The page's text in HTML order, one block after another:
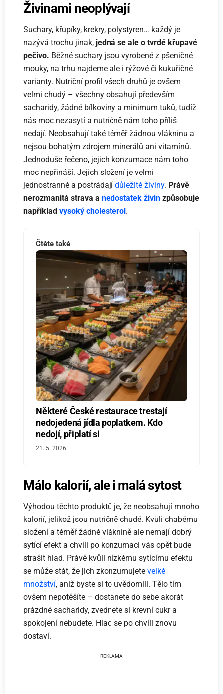
Živinami neoplývají
Suchary, křupíky, krekry, polystyren… každý je
nazývá trochu jinak, jedná se ale o tvrdé křupavé
pečivo. Běžné suchary jsou vyrobené z pšeničné
mouky, na trhu najdeme ale i rýžové či kukuřičné
varianty. Nutriční profil všech druhů je ovšem
velmi chudý – všechny obsahují především
sacharidy, žádné bílkoviny a minimum tuků, tudíž
nás moc nezasytí a nutričně nám toho příliš
nedají. Neobsahují také téměř žádnou vlákninu a
nejsou bohatým zdrojem minerálů ani vitamínů.
Jednoduše řečeno, jejich konzumace nám toho
moc nepřináší. Jejich složení je velmi
jednostranné a postrádajídůležité živiny. Právě
nerozmanitá strava anedostatek živin způsobuje
napříkladvysoký cholesterol.
Čtěte také
Některé České restaurace trestají
nedojedená jídla poplatkem. Kdo
nedojí, připlatí si
21. 5. 2026
Málo kalorií, ale i malá sytost
Výhodou těchto produktů je, že neobsahují mnoho
kalorií, jelikož jsou nutričně chudé. Kvůli chabému
složení a téměř žádné vláknině ale nemají dobrý
sytící efekt a chvíli po konzumaci vás opět bude
strašit hlad. Právě kvůli nízkému sytícímu efektu
se může stát, že jich zkonzumujetevelké
množství, aniž byste si to uvědomili. Tělo tím
ovšem nepotěšíte – dostanete do sebe akorát
prázdné sacharidy, zvednete si krevní cukr a
spokojení nebudete. Hlad se po chvíli znovu
dostaví.